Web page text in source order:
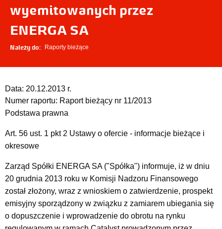
wyemitowanych przez
ENERGA SA
Należy do: Raporty bieżące
Data: 20.12.2013 r.
Numer raportu: Raport bieżący nr 11/2013
Podstawa prawna
Art. 56 ust. 1 pkt 2 Ustawy o ofercie - informacje bieżące i
okresowe
Zarząd Spółki ENERGA SA ("Spółka") informuje, iż w dniu
20 grudnia 2013 roku w Komisji Nadzoru Finansowego
został złożony, wraz z wnioskiem o zatwierdzenie, prospekt
emisyjny sporządzony w związku z zamiarem ubiegania się
o dopuszczenie i wprowadzenie do obrotu na rynku